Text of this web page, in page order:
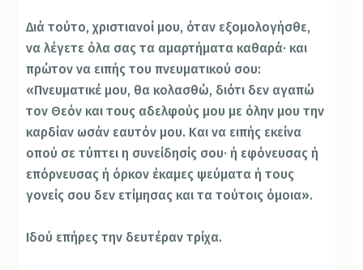
Διά τούτο, χριστιανοί μου, όταν εξομολογήσθε,
να λέγετε όλα σας τα αμαρτήματα καθαρά· και
πρώτον να ειπής του πνευματικού σου:
«Πνευματικέ μου, θα κολασθώ, διότι δεν αγαπώ
τον Θεόν και τους αδελφούς μου με όλην μου την
καρδίαν ωσάν εαυτόν μου. Και να ειπής εκείνα
οπού σε τύπτει η συνείδησίς σου· ή εφόνευσας ή
επόρνευσας ή όρκον έκαμες ψεύματα ή τους
γονείς σου δεν ετίμησας και τα τούτοις όμοια».
Ιδού επήρες την δευτέραν τρίχα.